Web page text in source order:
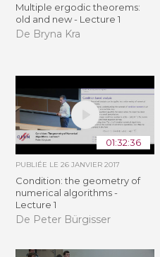
Multiple ergodic theorems:
old and new - Lecture 1
De Bryna Kra
01:32:36
PUBLIÉE LE26 JANVIER 2017
Condition: the geometry of
numerical algorithms -
Lecture 1
De Peter Bürgisser